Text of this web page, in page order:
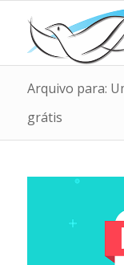
Arquivo para:
grátis